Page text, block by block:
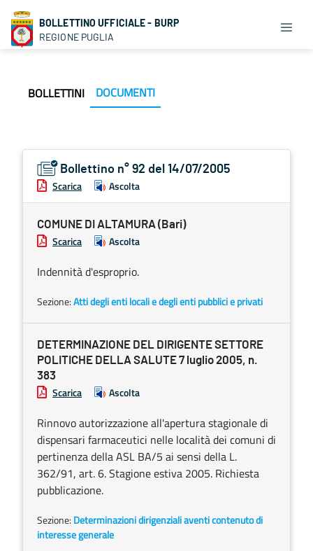
BOLLETTINO UFFICIALE - BURP
REGIONE PUGLIA
BOLLETTINI DOCUMENTI
Bollettino n° 92 del 14/07/2005
Scarica Ascolta
COMUNE DI ALTAMURA (Bari)
Scarica Ascolta
Indennità d'esproprio.
Sezione:Atti degli enti locali e degli enti pubblici e privati
DETERMINAZIONE DEL DIRIGENTE SETTORE
POLITICHE DELLA SALUTE 7 luglio 2005, n.
383
Scarica Ascolta
Rinnovo autorizzazione all'apertura stagionale di
dispensari farmaceutici nelle località dei comuni di
pertinenza della ASL BA/5 ai sensi della L.
362/91, art. 6. Stagione estiva 2005. Richiesta
pubblicazione.
Sezione: Determinazioni dirigenziali aventi contenuto di
interesse generale